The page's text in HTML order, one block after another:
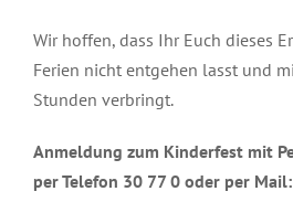
Wir hoffen, dass Ihr Euch dieses
Ferien nicht entgehen lasst und
Stunden verbringt.
Anmeldung zum Kinderfest mit
per Telefon 30 77 0 oder per Mail: